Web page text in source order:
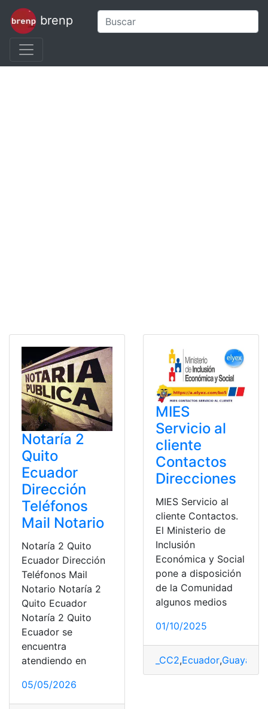
brenp
Notaría 2
Quito
Ecuador
Dirección
Teléfonos
Mail Notario
Notaría 2 Quito
Ecuador Dirección
Teléfonos Mail
Notario Notaría 2
Quito Ecuador
Notaría 2 Quito
Ecuador se
encuentra
atendiendo en
05/05/2026
MIES
Servicio al
cliente
Contactos
Direcciones
MIES Servicio al
cliente Contactos.
El Ministerio de
Inclusión
Económica y Social
pone a disposición
de la Comunidad
algunos medios
01/10/2025
_CC2,Ecuador,Guayaquil